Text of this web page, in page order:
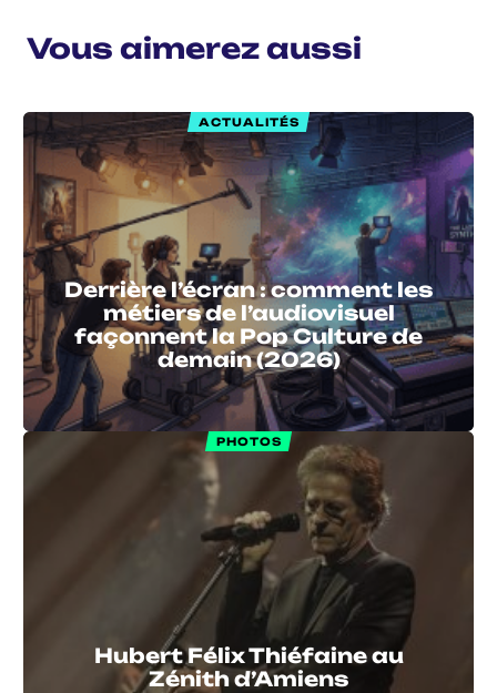
Vous aimerez aussi
ACTUALITÉS
Derrière l’écran : comment les
métiers de l’audiovisuel
façonnent la Pop Culture de
demain (2026)
PHOTOS
Hubert Félix Thiéfaine au
Zénith d’Amiens